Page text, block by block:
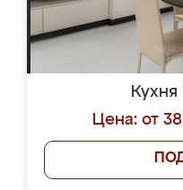
Цена: от